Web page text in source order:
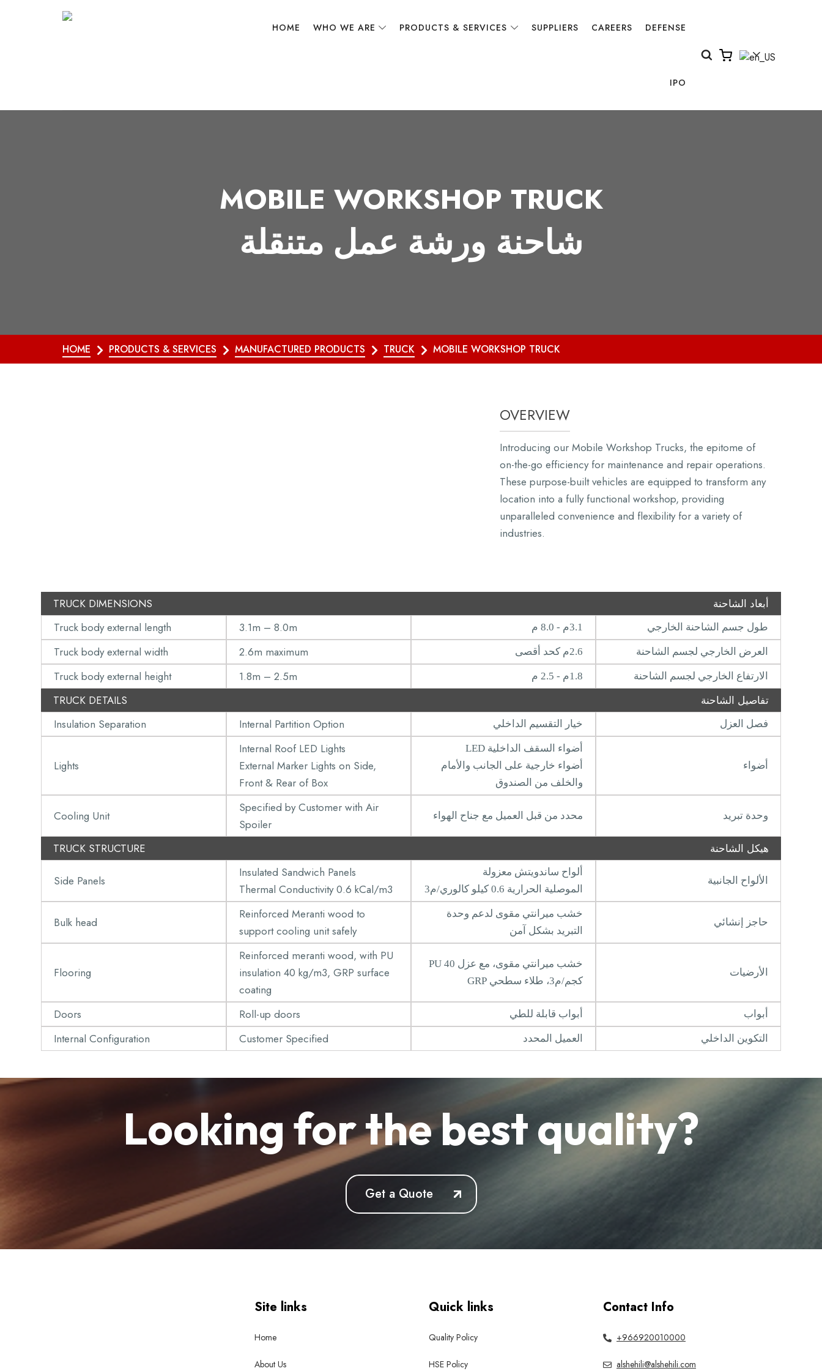
HOME WHO WE ARE PRODUCTS & SERVICES SUPPLIERS CAREERS DEFENSE
IPO
MOBILE WORKSHOP TRUCK
شاحنة ورشة عمل متنقلة
HOME PRODUCTS & SERVICES MANUFACTURED PRODUCTS TRUCK MOBILE WORKSHOP TRUCK
OVERVIEW
Introducing our Mobile Workshop Trucks, the epitome of
on-the-go efficiency for maintenance and repair operations.
These purpose-built vehicles are equipped to transform any
location into a fully functional workshop, providing
unparalleled convenience and flexibility for a variety of
industries.
TRUCK DIMENSIONS
أبعاد الشاحنة
Truck body external length
3.1m – 8.0m 3.1م - 8.0 م طول جسم الشاحنة الخارجي
Truck body external width 2.6m maximum 2.6م كحد أقصى العرض الخارجي لجسم الشاحنة
Truck body external height 1.8m – 2.5m 1.8م - 2.5 م الارتفاع الخارجي لجسم الشاحنة
TRUCK DETAILS
تفاصيل الشاحنة
Insulation Separation
Internal Partition Option خيار التقسيم الداخلي فصل العزل
Lights
Internal Roof LED Lights
External Marker Lights on Side,
Front & Rear of Box
أضواء السقف الداخلية LED
أضواء خارجية على الجانب والأمام
والخلف من الصندوق
أضواء
Cooling Unit
Specified by Customer with Air
Spoiler
محدد من قبل العميل مع جناح الهواء وحدة تبريد
TRUCK STRUCTURE هيكل الشاحنة
Side Panels
Insulated Sandwich Panels
Thermal Conductivity 0.6 kCal/m3
ألواح ساندويتش معزولة
الموصلية الحرارية 0.6 كيلو كالوري/م3
الألواح الجانبية
Bulk head
Reinforced Meranti wood to
support cooling unit safely
خشب ميرانتي مقوى لدعم وحدة
التبريد بشكل آمن
حاجز إنشائي
Flooring
Reinforced meranti wood, with PU
insulation 40 kg/m3, GRP surface
coating
خشب ميرانتي مقوى، مع عزل PU 40
كجم/م3، طلاء سطحي GRP
الأرضيات
Doors Roll-up doors أبواب قابلة للطي أبواب
Internal Configuration Customer Specified العميل المحدد التكوين الداخلي
Looking for the best quality?
Get a Quote
Site links
Home
About Us
Quick links
Quality Policy
HSE Policy
Contact Info
+966920010000
alshehili@alshehili.com